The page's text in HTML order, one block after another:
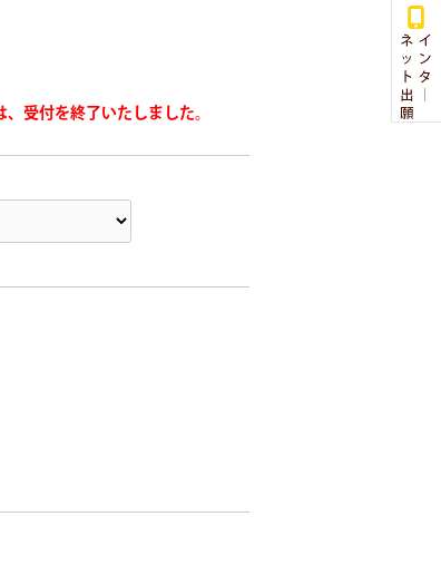
受付を終了いたしました。